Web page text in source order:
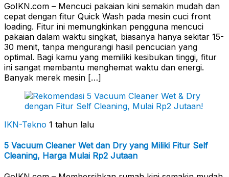
GoIKN.com – Mencuci pakaian kini semakin mudah dan
cepat dengan fitur Quick Wash pada mesin cuci front
loading. Fitur ini memungkinkan pengguna mencuci
pakaian dalam waktu singkat, biasanya hanya sekitar 15-
30 menit, tanpa mengurangi hasil pencucian yang
optimal. Bagi kamu yang memiliki kesibukan tinggi, fitur
ini sangat membantu menghemat waktu dan energi.
Banyak merek mesin […]
IKN-Tekno 1 tahun lalu
5 Vacuum Cleaner Wet dan Dry yang Miliki Fitur Self
Cleaning, Harga Mulai Rp2 Jutaan